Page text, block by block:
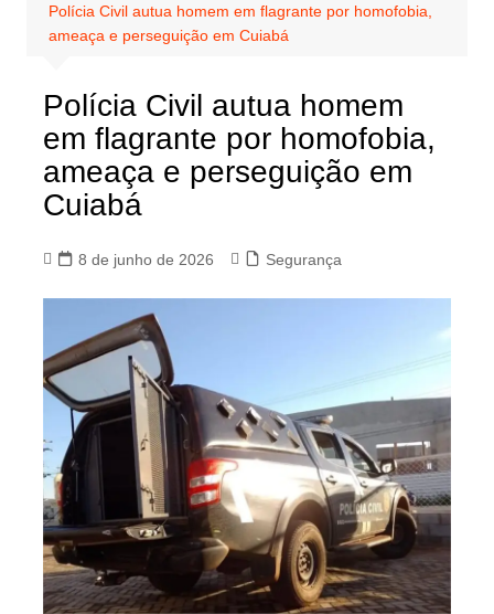
Polícia Civil autua homem em flagrante por homofobia,
ameaça e perseguição em Cuiabá
Polícia Civil autua homem
em flagrante por homofobia,
ameaça e perseguição em
Cuiabá
8 de junho de 2026 Segurança